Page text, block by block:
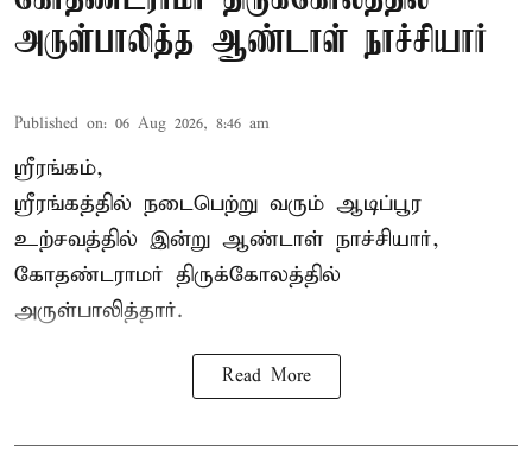
அருள்பாலித்த ஆண்டாள் நாச்சியார்
Published on: 06 Aug 2026, 8:46 am
ஸ்ரீரங்கம்,
ஸ்ரீரங்கத்தில் நடைபெற்று வரும் ஆடிப்பூர
உற்சவத்தில் இன்று ஆண்டாள் நாச்சியார்,
கோதண்டராமர் திருக்கோலத்தில்
அருள்பாலித்தார்.
Read More